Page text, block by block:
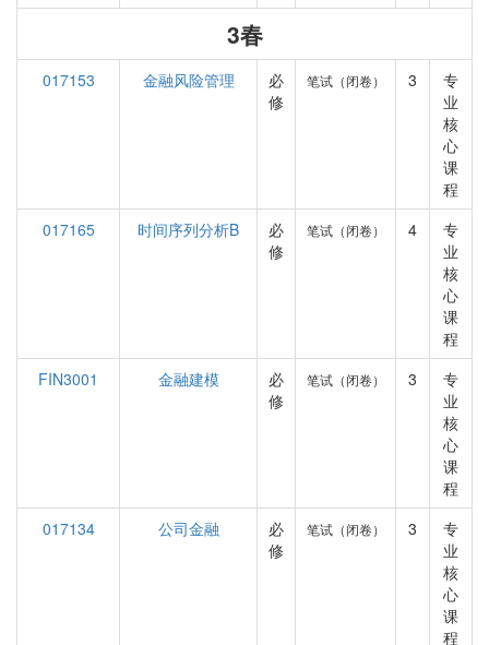
3春
017153 金融风险管理
必
修
笔试（闭卷） 3
专
业
核
心
课
程
017165
时间序列分析B
必
修
笔试（闭卷） 4
专
业
核
心
课
程
FIN3001
金融建模
必
修
笔试（闭卷） 3
专
业
核
心
课
程
017134
公司金融
必
修
笔试（闭卷） 3
专
业
核
心
课
程